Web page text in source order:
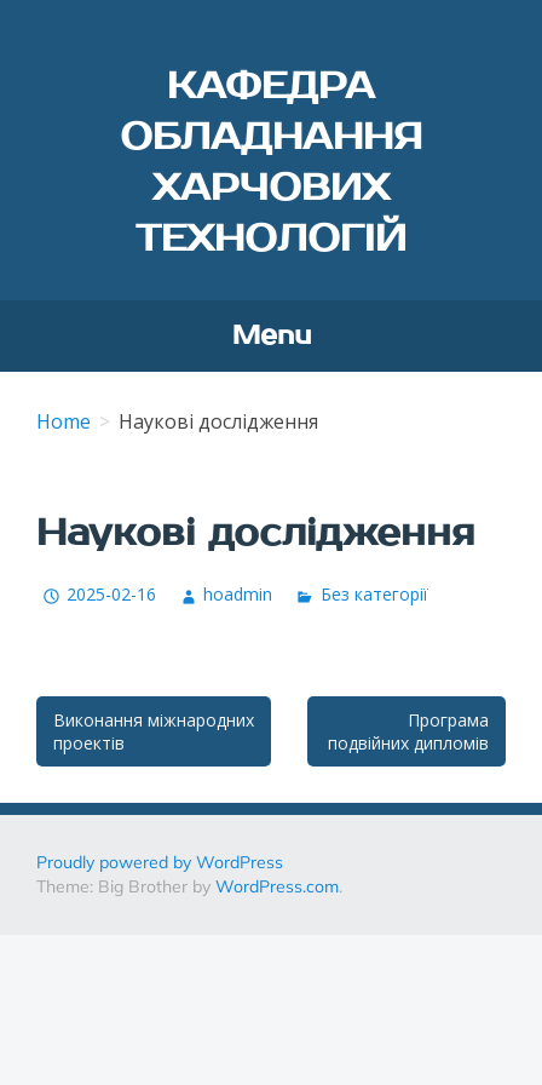
КАФЕДРА
ОБЛАДНАННЯ
ХАРЧОВИХ
ТЕХНОЛОГІЙ
Menu
content
Home Наукові дослідження
Наукові дослідження
2025-02-16 hoadmin Без категорії
Post
navigation
Виконання міжнародних
проектів
Програма
подвійних дипломів
Proudly powered by WordPress
Theme: Big Brother by WordPress.com.